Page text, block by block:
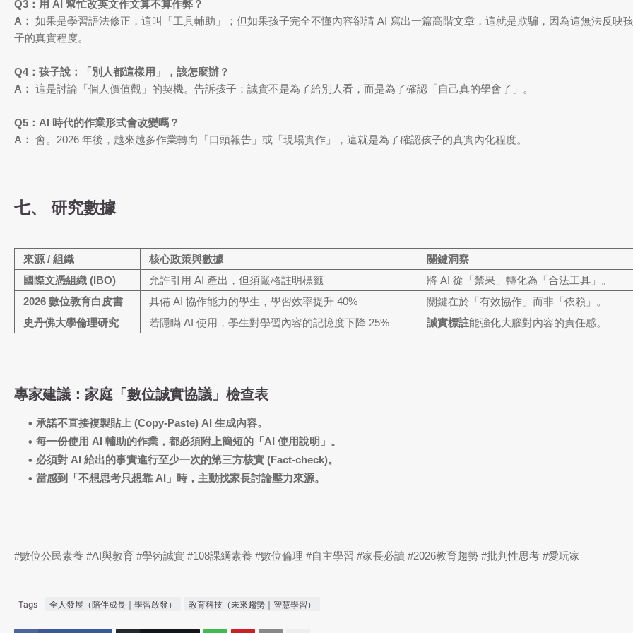
Q3：用 AI 幫忙改英文作文算不算作弊？
A： 如果是學習語法修正，這叫「工具輔助」；但如果孩子完全不懂內容卻請 AI 寫出一篇高階文章，這就是欺騙，因為這無法反映孩
子的真實程度。
Q4：孩子說：「別人都這樣用」，該怎麼辦？
A： 這是討論「個人價值觀」的契機。告訴孩子：誠實不是為了給別人看，而是為了確認「自己真的學會了」。
Q5：AI 時代的作業形式會改變嗎？
A： 會。2026 年後，越來越多作業轉向「口頭報告」或「現場實作」，這就是為了確認孩子的真實內化程度。
七、 研究數據
來源 / 組織 核心政策與數據
關鍵洞察
國際文憑組織 (IBO)
允許引用 AI 產出，但須嚴格註明標籤
將 AI 從「禁果」轉化為「合法工具」。
2026 數位教育白皮書
具備 AI 協作能力的學生，學習效率提升 40%
關鍵在於「有效協作」而非「依賴」。
史丹佛大學倫理研究
若隱瞞 AI 使用，學生對學習內容的記憶度下降 25% 誠實標註能強化大腦對內容的責任感。
專家建議：家庭「數位誠實協議」檢查表
承諾不直接複製貼上 (Copy-Paste) AI 生成內容。
每一份使用 AI 輔助的作業，都必須附上簡短的「AI 使用說明」。
必須對 AI 給出的事實進行至少一次的第三方核實 (Fact-check)。
當感到「不想思考只想靠 AI」時，主動找家長討論壓力來源。
#數位公民素養 #AI與教育 #學術誠實 #108課綱素養 #數位倫理 #自主學習 #家長必讀 #2026教育趨勢 #批判性思考 #愛玩家
Tags 全人發展（陪伴成長｜學習啟發） 教育科技（未來趨勢｜智慧學習）